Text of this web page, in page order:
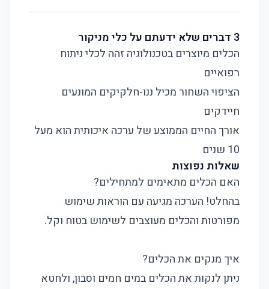
3 דברים שלא ידעתם על כלי מניקור
הכלים מיוצרים בטכנולוגיה זהה לכלי ניתוח
רפואיים
הציפוי השחור מכיל ננו-חלקיקים המונעים
חיידקים
אורך החיים הממוצע של ערכה איכותית הוא מעל
10 שנים
שאלות נפוצות
האם הכלים מתאימים למתחילים?
בהחלט! הערכה מגיעה עם הוראות שימוש
מפורטות והכלים מעוצבים לשימוש בטוח וקל.
איך מנקים את הכלים?
ניתן לנקות את הכלים במים חמים וסבון, ולחטא